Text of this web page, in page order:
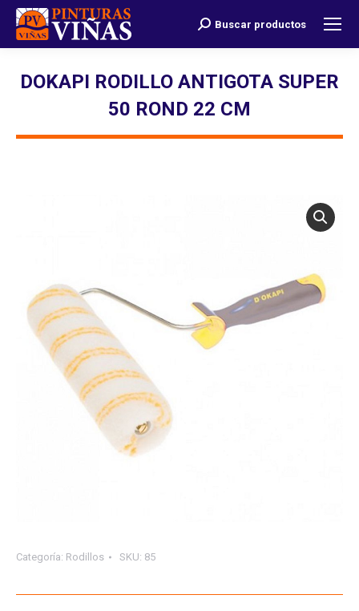
Buscar:Buscar productos
DOKAPI RODILLO ANTIGOTA SUPER
50 ROND 22 CM
Estás aquí:
Categoría: Rodillos SKU: 85